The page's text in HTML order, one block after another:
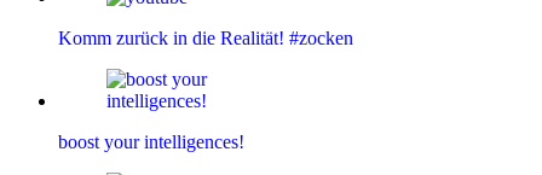
Komm zurück in die Realität! #zocken
boost your intelligences!